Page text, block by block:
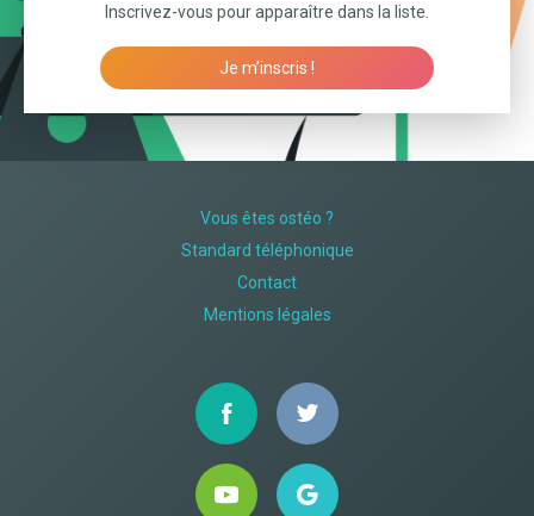
Inscrivez-vous pour apparaître dans la liste.
Je m’inscris !
Vous êtes ostéo ?
Standard téléphonique
Contact
Mentions légales